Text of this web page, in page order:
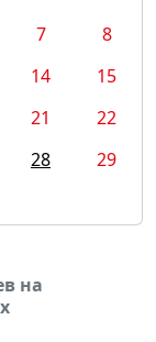
7
8
14
15
21
22
28
29
на